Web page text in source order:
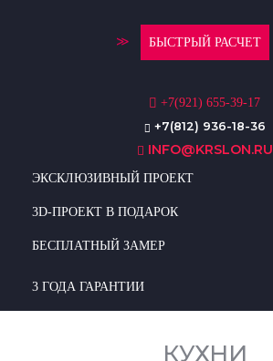
≫ БЫСТРЫЙ РАСЧЕТ
+7(921) 655-39-17
+7(812) 936-18-36
INFO@KRSLON.RU
ЭКСКЛЮЗИВНЫЙ ПРОЕКТ
3D-ПРОЕКТ В ПОДАРОК
БЕСПЛАТНЫЙ ЗАМЕР
3 ГОДА ГАРАНТИИ
КУХНИ